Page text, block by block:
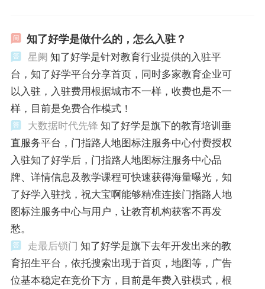
知了好学是做什么的，怎么入驻？
星阑 知了好学是针对教育行业提供的入驻平
台，知了好学平台分享首页，同时多家教育企业可
以入驻，入驻费用根据城市不一样，收费也是不一
样，目前是免费合作模式！
大数据时代先锋 知了好学是旗下的教育培训垂
直服务平台，门指路人地图标注服务中心付费授权
入驻知了好学后，门指路人地图标注服务中心品
牌、详情信息及教学课程可快速获得海量曝光，知
了好学入驻找，祝大宝啊能够精准连接门指路人地
图标注服务中心与用户，让教育机构获客不再发
愁。
走最后锁门 知了好学是旗下去年开发出来的教
育招生平台，依托搜索出现于首页，地图等，广告
位基本稳定在竞价下方，目前是年费入驻模式，根